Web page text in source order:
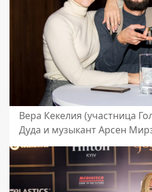
Вера Кекелия (участница
Дуда и музыкант Арсен